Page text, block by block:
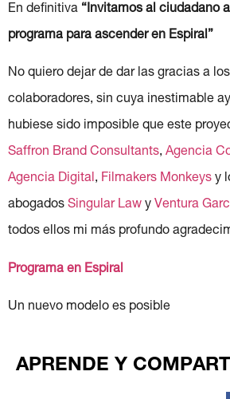
En definitiva “Invitamos al ciudadano
programa para ascender en Espiral”
No quiero dejar de dar las gracias a
colaboradores, sin cuya inestimable
hubiese sido imposible que este
Saffron Brand Consultants, Agencia
Agencia Digital, Filmakers Monkeys y
abogados Singular Law y Ventura
todos ellos mi más profundo
Programa en Espiral
Un nuevo modelo es posible
APRENDE Y